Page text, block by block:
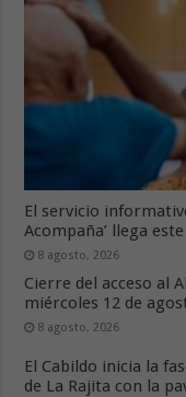
El servicio
Acompaña’ llega
8 agosto, 2026
Cierre del acceso al
miércoles 12 de
8 agosto, 2026
El Cabildo inicia la
de La Rajita con la